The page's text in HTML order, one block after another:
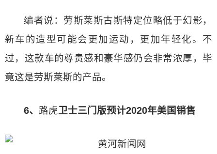
编者说：劳斯莱斯古斯特定位略低于幻影，
新车的造型可能会更加运动，更加年轻化。不
过，这款车的尊贵感和豪华感仍会非常浓厚，毕
竟这是劳斯莱斯的产品。
6、 路虎卫士三门版预计2020年美国销售